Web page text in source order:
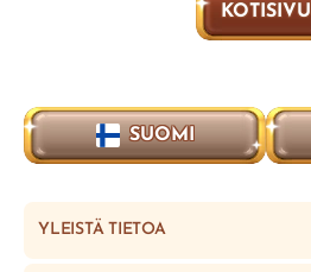
KOTISIVU
SUOMI
YLEISTÄ TIETOA